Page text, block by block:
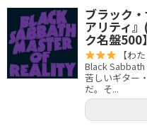
ブラック
アリティ
ク名盤
【わ
Black
苦しいギター
だ。そ...